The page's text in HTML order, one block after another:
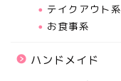
テイクアウト系
お食事系
ハンドメイド